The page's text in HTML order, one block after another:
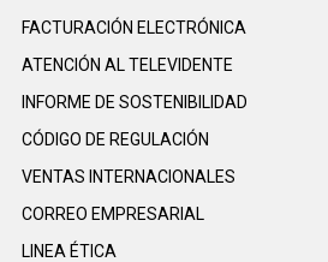
FACTURACIÓN ELECTRÓNICA
ATENCIÓN AL TELEVIDENTE
INFORME DE SOSTENIBILIDAD
CÓDIGO DE REGULACIÓN
VENTAS INTERNACIONALES
CORREO EMPRESARIAL
LINEA ÉTICA